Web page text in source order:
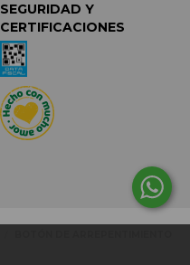
SEGURIDAD Y
CERTIFICACIONES